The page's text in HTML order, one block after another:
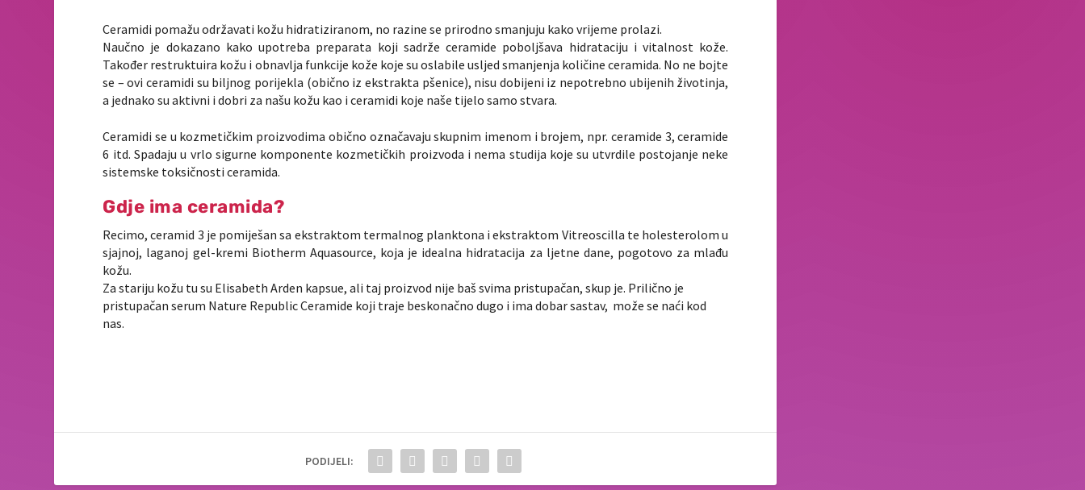
Ceramidi pomažu održavati kožu hidratiziranom, no razine se prirodno smanjuju kako vrijeme prolazi.
Naučno je dokazano kako upotreba preparata koji sadrže ceramide poboljšava hidrataciju i vitalnost kože.
Također restruktuira kožu i obnavlja funkcije kože koje su oslabile usljed smanjenja količine ceramida. No ne bojte
se – ovi ceramidi su biljnog porijekla (obično iz ekstrakta pšenice), nisu dobijeni iz nepotrebno ubijenih životinja,
a jednako su aktivni i dobri za našu kožu kao i ceramidi koje naše tijelo samo stvara.
Ceramidi se u kozmetičkim proizvodima obično označavaju skupnim imenom i brojem, npr. ceramide 3, ceramide
6 itd. Spadaju u vrlo sigurne komponente kozmetičkih proizvoda i nema studija koje su utvrdile postojanje neke
sistemske toksičnosti ceramida.
Gdje ima ceramida?
Recimo, ceramid 3 je pomiješan sa ekstraktom termalnog planktona i ekstraktom Vitreoscilla te holesterolom u
sjajnoj, laganoj gel-kremi Biotherm Aquasource, koja je idealna hidratacija za ljetne dane, pogotovo za mlađu
kožu.
Za stariju kožu tu su Elisabeth Arden kapsue, ali taj proizvod nije baš svima pristupačan, skup je. Prilično je
pristupačan serum Nature Republic Ceramide koji traje beskonačno dugo i ima dobar sastav, može se naći kod
nas.
PODIJELI: